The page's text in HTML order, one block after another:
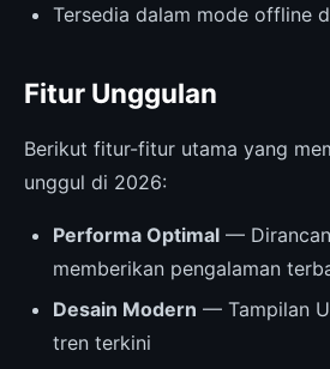
Tersedia dalam mode offline
Fitur Unggulan
Berikut fitur-fitur utama yang
unggul di 2026:
Performa Optimal —
memberikan pengalaman
Desain Modern — Tampilan
tren terkini